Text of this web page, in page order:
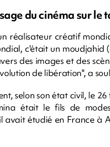
du cinéma sur le
réalisateur créatif
c'était un
des images et des
de libération", a
selon son état civil, le
était le fils de
avait étudié en France à